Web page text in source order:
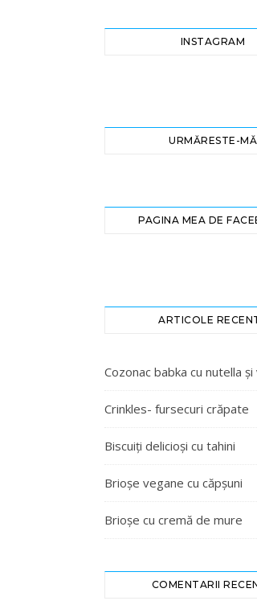
INSTAGRAM
URMĂRESTE-MĂ
PAGINA MEA DE
ARTICOLE
Cozonac babka cu nutella și
Crinkles- fursecuri crăpate
Biscuiți delicioși cu tahini
Brioșe vegane cu căpșuni
Brioșe cu cremă de mure
COMENTARII